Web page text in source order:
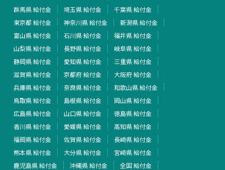
群馬県 給付金
埼玉県 給付金
千葉県 給付金
東京都 給付金
神奈川県 給付金
新潟県 給付金
富山県 給付金
石川県 給付金
福井県 給付金
山梨県 給付金
長野県 給付金
岐阜県 給付金
静岡県 給付金
愛知県 給付金
三重県 給付金
滋賀県 給付金
京都府 給付金
大阪府 給付金
兵庫県 給付金
奈良県 給付金
和歌山県 給付金
鳥取県 給付金
島根県 給付金
岡山県 給付金
広島県 給付金
山口県 給付金
徳島県 給付金
香川県 給付金
愛媛県 給付金
高知県 給付金
福岡県 給付金
佐賀県 給付金
長崎県 給付金
熊本県 給付金
大分県 給付金
宮崎県 給付金
鹿児島県 給付金
沖縄県 給付金
全国 給付金